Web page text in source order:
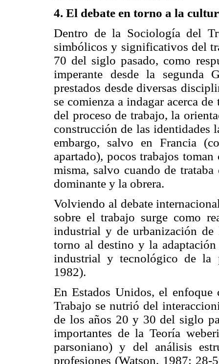
4. El debate en torno a la
Dentro de la Sociología del
simbólicos y significativos del
70 del siglo pasado, como
imperante desde la segunda
prestados desde diversas
se comienza a indagar acerca
del proceso de trabajo, la
construcción de las identidades
embargo, salvo en Francia
apartado), pocos trabajos
misma, salvo cuando de
dominante y la obrera.
Volviendo al debate
sobre el trabajo surge como
industrial y de urbanización de
torno al destino y la
industrial y tecnológico de la
1982).
En Estados Unidos, el
Trabajo se nutrió del
de los años 20 y 30 del siglo
importantes de la Teoría
parsoniano) y del análisis
profesiones (Watson, 1987: